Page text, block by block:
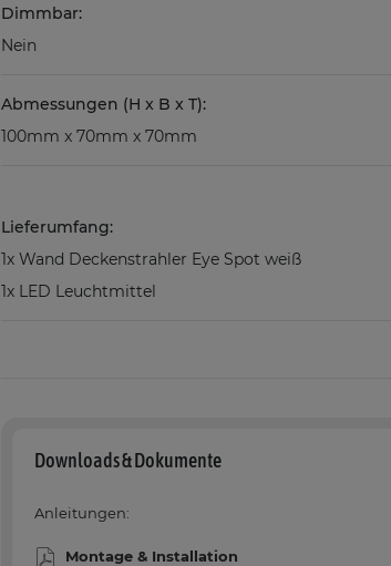
Dimmbar:
Nein
Abmessungen (H x B x T):
100mm x 70mm x 70mm
Lieferumfang:
1x Wand Deckenstrahler Eye Spot weiß
1x LED Leuchtmittel
Downloads & Dokumente
Anleitungen:
Montage & Installation